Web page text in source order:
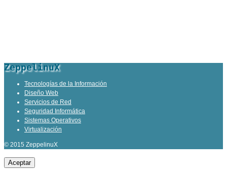
ZeppelinuX
Tecnologías de la Información
Diseño Web
Servicios de Red
Seguridad Informática
Sistemas Operativos
Virtualización
© 2015 ZeppelinuX
Aceptar